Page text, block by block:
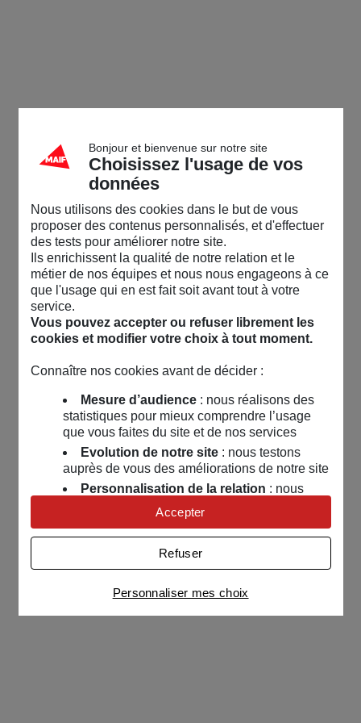
Bonjour et bienvenue sur notre site
Choisissez l'usage de vos
données
Nous utilisons des cookies dans le but de vous
proposer des contenus personnalisés, et d'effectuer
des tests pour améliorer notre site.
Ils enrichissent la qualité de notre relation et le
métier de nos équipes et nous nous engageons à ce
que l'usage qui en est fait soit avant tout à votre
service.
Vous pouvez accepter ou refuser librement les
cookies et modifier votre choix à tout moment.
Connaître nos cookies avant de décider :
Mesure d’audience: nous réalisons des
statistiques pour mieux comprendre l’usage
que vous faites du site et de nos services
Evolution de notre site: nous testons
auprès de vous des améliorations de notre site
Personnalisation de la relation : nous
nous servons de cookies pour adapter nos
contenus et personnaliser nos offres
Univers publicitaire: nous utilisons avec
nos partenaires des cookies pour afficher des
publicités personnalisées
Connaître notre politique cookies et la liste de nos
partenaires
Personnaliser mes choix
Refuser
Accepter